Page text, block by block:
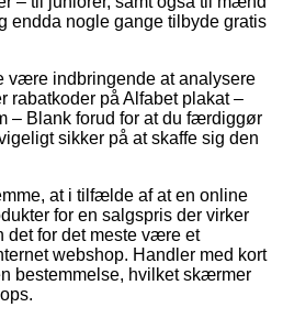
endda nogle gange tilbyde gratis
være indbringende at analysere
rabatkoder på Alfabet plakat –
– Blank forud for at du færdiggør
sikker på at skaffe sig den
at i tilfælde af at en online
for en salgspris der virker
for det meste være et
webshop. Handler med kort
bestemmelse, hvilket skærmer